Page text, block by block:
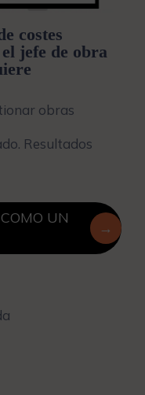
costes
jefe de obra
obras
Resultados
UN